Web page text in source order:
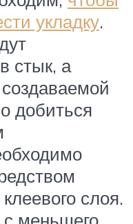
укладку.
стык, а
добиться
слоя.
с меньшего